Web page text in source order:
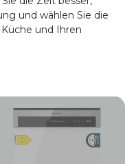
und wählen Sie die
und Ihren